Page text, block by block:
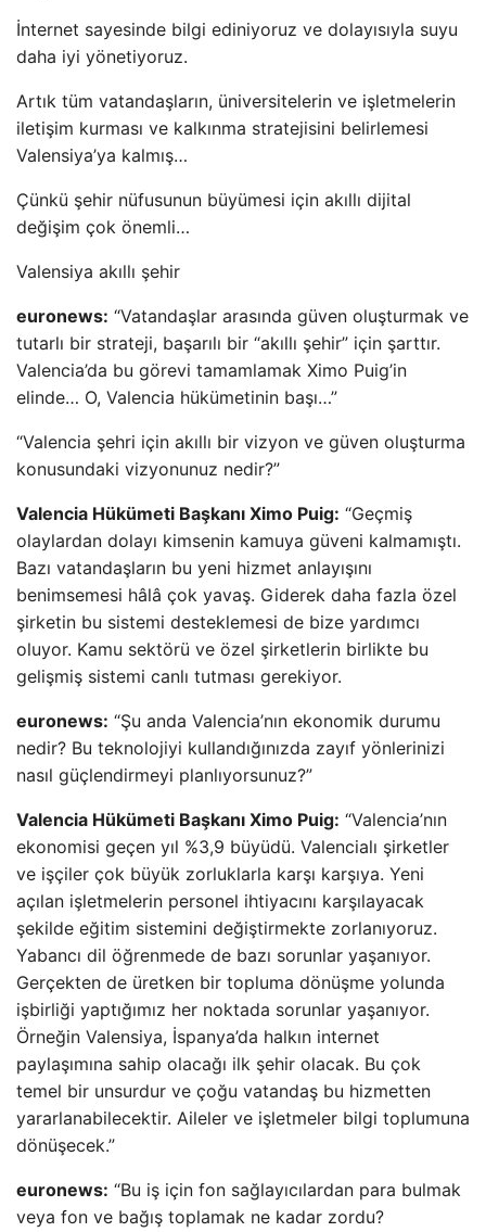
İnternet sayesinde bilgi ediniyoruz ve dolayısıyla suyu
daha iyi yönetiyoruz.
Artık tüm vatandaşların, üniversitelerin ve işletmelerin
iletişim kurması ve kalkınma stratejisini belirlemesi
Valensiya’ya kalmış…
Çünkü şehir nüfusunun büyümesi için akıllı dijital
değişim çok önemli…
Valensiya akıllı şehir
euronews: “Vatandaşlar arasında güven oluşturmak ve
tutarlı bir strateji, başarılı bir “akıllı şehir” için şarttır.
Valencia’da bu görevi tamamlamak Ximo Puig’in
elinde… O, Valencia hükümetinin başı…”
“Valencia şehri için akıllı bir vizyon ve güven oluşturma
konusundaki vizyonunuz nedir?”
Valencia Hükümeti Başkanı Ximo Puig: “Geçmiş
olaylardan dolayı kimsenin kamuya güveni kalmamıştı.
Bazı vatandaşların bu yeni hizmet anlayışını
benimsemesi hâlâ çok yavaş. Giderek daha fazla özel
şirketin bu sistemi desteklemesi de bize yardımcı
oluyor. Kamu sektörü ve özel şirketlerin birlikte bu
gelişmiş sistemi canlı tutması gerekiyor.
euronews: “Şu anda Valencia’nın ekonomik durumu
nedir? Bu teknolojiyi kullandığınızda zayıf yönlerinizi
nasıl güçlendirmeyi planlıyorsunuz?”
Valencia Hükümeti Başkanı Ximo Puig: “Valencia’nın
ekonomisi geçen yıl %3,9 büyüdü. Valencialı şirketler
ve işçiler çok büyük zorluklarla karşı karşıya. Yeni
açılan işletmelerin personel ihtiyacını karşılayacak
şekilde eğitim sistemini değiştirmekte zorlanıyoruz.
Yabancı dil öğrenmede de bazı sorunlar yaşanıyor.
Gerçekten de üretken bir topluma dönüşme yolunda
işbirliği yaptığımız her noktada sorunlar yaşanıyor.
Örneğin Valensiya, İspanya’da halkın internet
paylaşımına sahip olacağı ilk şehir olacak. Bu çok
temel bir unsurdur ve çoğu vatandaş bu hizmetten
yararlanabilecektir. Aileler ve işletmeler bilgi toplumuna
dönüşecek.”
euronews: “Bu iş için fon sağlayıcılardan para bulmak
veya fon ve bağış toplamak ne kadar zordu?